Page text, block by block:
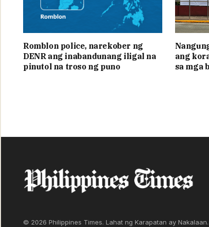
Romblon police, narekober ng
DENR ang inabandunang iligal na
pinutol na troso ng puno
ang
sa mga
© 2026 Philippines Times. Lahat ng Karapatan ay Nakalaan.